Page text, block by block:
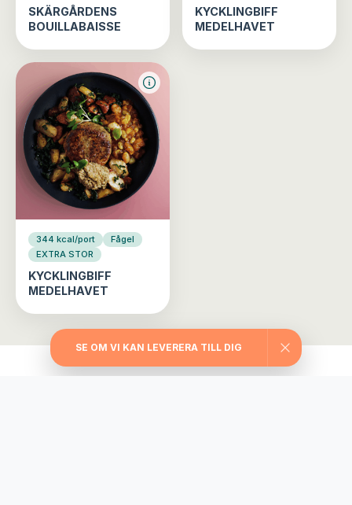
SKÄRGÅRDENS
BOUILLABAISSE
KYCKLINGBIFF
MEDELHAVET
344 kcal/port
Fågel
EXTRA STOR
KYCKLINGBIFF
MEDELHAVET
SE OM VI KAN LEVERERA TILL DIG